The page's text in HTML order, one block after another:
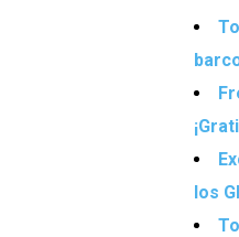
los